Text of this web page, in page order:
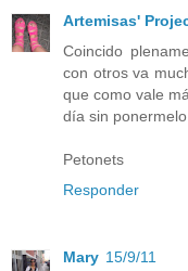
Artemisas'
Coincido
con otros va
que como vale
día sin
Petonets
Responder
Mary 15/9/11